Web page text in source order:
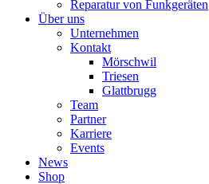
Reparatur von Funkgeräten
Über uns
Unternehmen
Kontakt
Mörschwil
Triesen
Glattbrugg
Team
Partner
Karriere
Events
News
Shop